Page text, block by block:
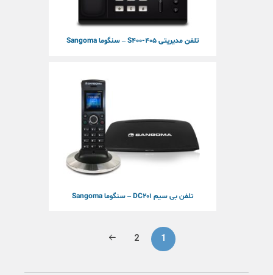
تلفن مدیریتی S400-405 – سنگوما Sangoma
تلفن بی سیم DC201 – سنگوما Sangoma
1
2